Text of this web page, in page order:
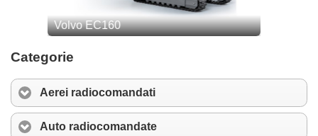
Categorie
Aerei radiocomandati
Auto radiocomandate